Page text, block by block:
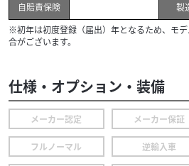
自賠責保険
製
※初年は初度登録（届出）年となるため、モ
合がございます。
仕様・オプション・装備
メーカー認定 メーカー保証
フルノーマル 逆輸入車